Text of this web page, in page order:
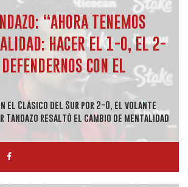
“AHORA TENEMOS
HACER EL 1-0, EL 2-
CON EL
el Clásico del Sur por 2-0, el volante
resaltó el cambio de mentalidad